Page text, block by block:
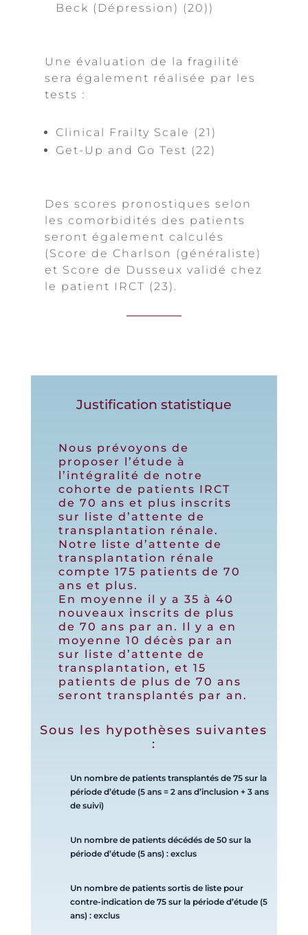
Beck (Dépression) (20))
Une évaluation de la fragilité
sera également réalisée par les
tests :
Clinical Frailty Scale (21)
Get-Up and Go Test (22)
Des scores pronostiques selon
les comorbidités des patients
seront également calculés
(Score de Charlson (généraliste)
et Score de Dusseux validé chez
le patient IRCT (23).
Justification statistique
Nous prévoyons de
proposer l’étude à
l’intégralité de notre
cohorte de patients IRCT
de 70 ans et plus inscrits
sur liste d’attente de
transplantation rénale.
Notre liste d’attente de
transplantation rénale
compte 175 patients de 70
ans et plus.
En moyenne il y a 35 à 40
nouveaux inscrits de plus
de 70 ans par an. Il y a en
moyenne 10 décès par an
sur liste d’attente de
transplantation, et 15
patients de plus de 70 ans
seront transplantés par an.
Sous les hypothèses suivantes
:
Un nombre de patients transplantés de 75 sur la
période d’étude (5 ans = 2 ans d’inclusion + 3 ans
de suivi)
Un nombre de patients décédés de 50 sur la
période d’étude (5 ans) : exclus
Un nombre de patients sortis de liste pour
contre-indication de 75 sur la période d’étude (5
ans) : exclus